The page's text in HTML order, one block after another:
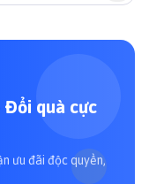
quà cực
ưu đãi độc quyền,